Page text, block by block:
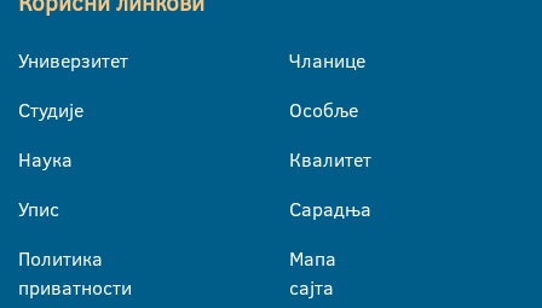
Универзитет
Студије
Наука
Упис
Политика
приватности
Чланице
Особље
Квалитет
Сарадња
Мапа
сајта